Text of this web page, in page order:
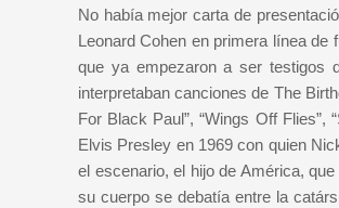
No había mejor carta de
Leonard Cohen en primera línea de
que ya empezaron a ser testigos
interpretaban canciones de The
For Black Paul”, “Wings Off
Elvis Presley en 1969 con quien
el escenario, el hijo de América,
su cuerpo se debatía entre la